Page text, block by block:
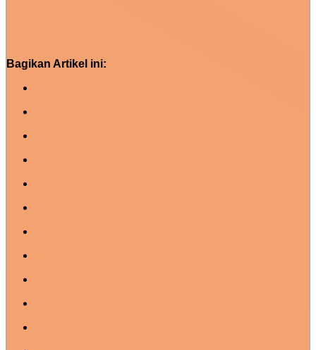
Bagikan Artikel ini: